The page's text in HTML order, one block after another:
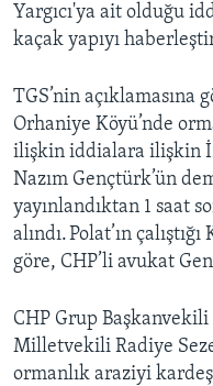
Yargıcı'ya ait olduğu
kaçak yapıyı
TGS’nin açıklamasına
Orhaniye Köyü’nde
ilişkin iddialara ilişkin
Nazım Gençtürk’ün
yayınlandıktan 1 saat
alındı. Polat’ın
göre, CHP’li avukat
CHP Grup
Milletvekili Radiye
ormanlık araziyi